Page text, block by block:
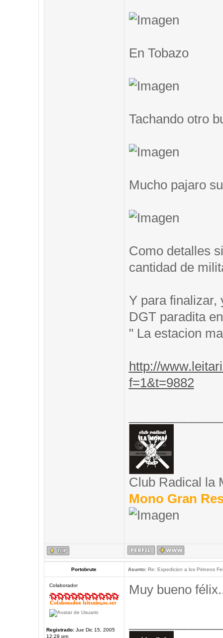
En Tobazo
Tachando otro
Mucho pajaro
Como detalles
cantidad de
Y para finalizar,
DGT paradita
" La estacion
http://
f=1&t=9882
Club Radical la
Mono Gran
Portobrute Asunto:Re: Expedicion a los Pirineos
Colaborador
Registrado:Jue Dic 15, 2005
12:29 pm
Muy bueno